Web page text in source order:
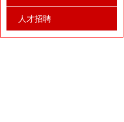
人才招聘